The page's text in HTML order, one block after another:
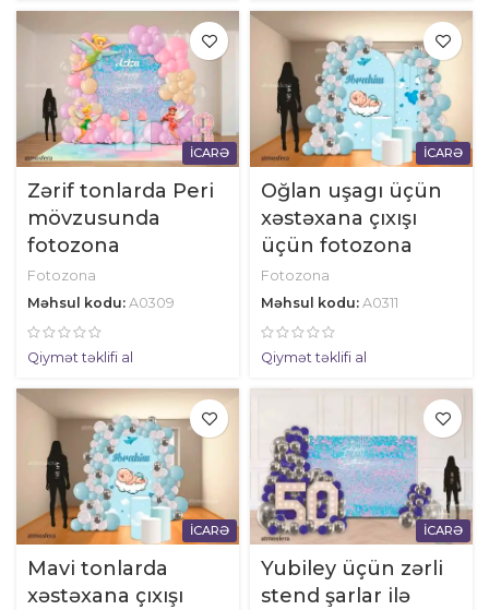
İCARƏ
Zərif tonlarda Peri
mövzusunda
fotozona
Fotozona
Məhsul kodu: A0309
Qiymət təklifi al
İCARƏ
Oğlan uşagı üçün
xəstəxana çıxışı
üçün fotozona
Fotozona
Məhsul kodu: A0311
Qiymət təklifi al
İCARƏ
Mavi tonlarda
xəstəxana çıxışı
İCARƏ
Yubiley üçün zərli
stend şarlar ilə